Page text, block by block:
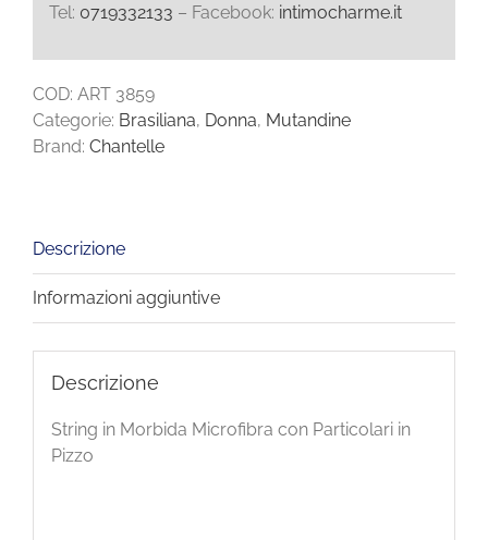
Tel: 0719332133 – Facebook: intimocharme.it
COD: ART 3859
Categorie: Brasiliana, Donna, Mutandine
Brand: Chantelle
Descrizione
Informazioni aggiuntive
Descrizione
String in Morbida Microfibra con Particolari in
Pizzo